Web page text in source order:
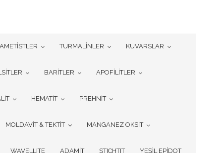
AMETİSTLER TURMALİNLER KUVARSLAR
BARİTLER APOFİLİTLER
HEMATİT PREHNİT
MOLDAVİT & TEKTİT MANGANEZ OKSİT
WAVELLITE ADAMİT STICHTIT YEŞİL EPİDOT